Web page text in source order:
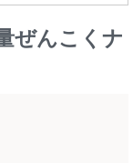
ぜんこくナ